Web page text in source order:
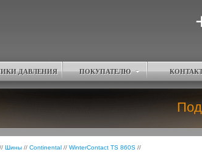
ДАВЛЕНИЯ ПОКУПАТЕЛЮ
// Шины // Continental // WinterContact TS 860S //